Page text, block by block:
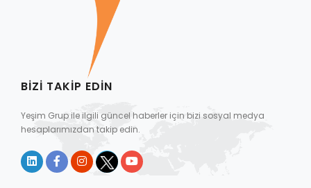
BIZI TAKIP EDIN
Yeşim Grup ile ilgili güncel haberler için bizi sosyal medya
hesaplarımızdan takip edin.